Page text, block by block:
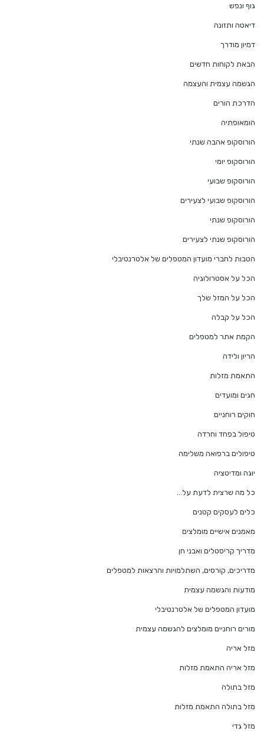
גוף ונפש
דיאטה ותזונה
דמיון מודרך
הבאת לקוחות חדשים
הגשמה עצמית והעצמה
הדרכת הורים
הומאופתיה
הורוסקופ אהבה שנתי
הורוסקופ יומי
הורוסקופ שבועי
הורוסקופ שבועי לצעירים
הורוסקופ שנתי
הורוסקופ שנתי לצעירים
הטבות לחברי מועדון המטפלים של אלטרנטיבלי
הכל על אסטרולוגיה
הכל על המזל שלך
הכל על קבלה
הקמת אתר למטפלים
הריון ולידה
התאמת מזלות
חגים ומועדים
חוקים רוחניים
טיפול בפחד וחרדה
טיפולים ברפואה משלימה
יוגה ומדיטציה
כל מה שרצית לדעת על…
כלים לעסקים קטנים
מאמנים אישיים מומלצים
מדריך קריסטלים ואבני חן
מדריכים, קורסים, השתלמויות והרצאות למטפלים
מודעות והגשמה עצמית
מועדון המטפלים של אלטרנטיבלי
מורים רוחניים מומלצים להגשמה עצמית
מזל אריה
מזל אריה התאמת מזלות
מזל בתולה
מזל בתולה התאמת מזלות
מזל גדי